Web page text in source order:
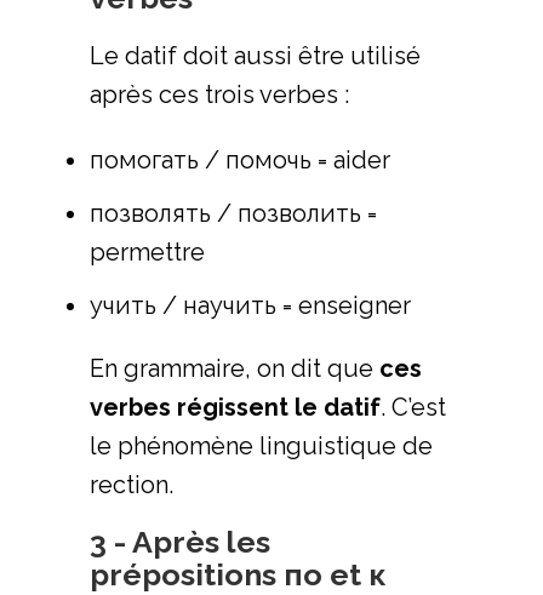
Le datif doit aussi être utilisé
après ces trois verbes :
помогать / помочь = aider
позволять / позволить =
permettre
учить / научить = enseigner
En grammaire, on dit que ces
verbes régissent le datif. C’est
le phénomène linguistique de
rection.
3 - Après les
prépositions по et к